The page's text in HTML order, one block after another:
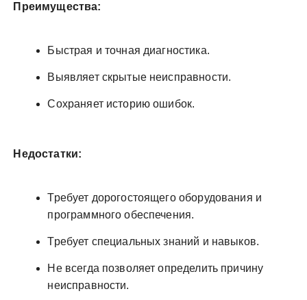
Преимущества:
Быстрая и точная диагностика.
Выявляет скрытые неисправности.
Сохраняет историю ошибок.
Недостатки:
Требует дорогостоящего оборудования и
программного обеспечения.
Требует специальных знаний и навыков.
Не всегда позволяет определить причину
неисправности.